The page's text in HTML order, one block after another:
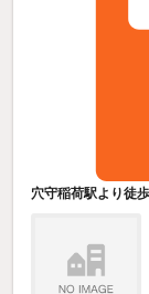
穴守稲荷駅より徒